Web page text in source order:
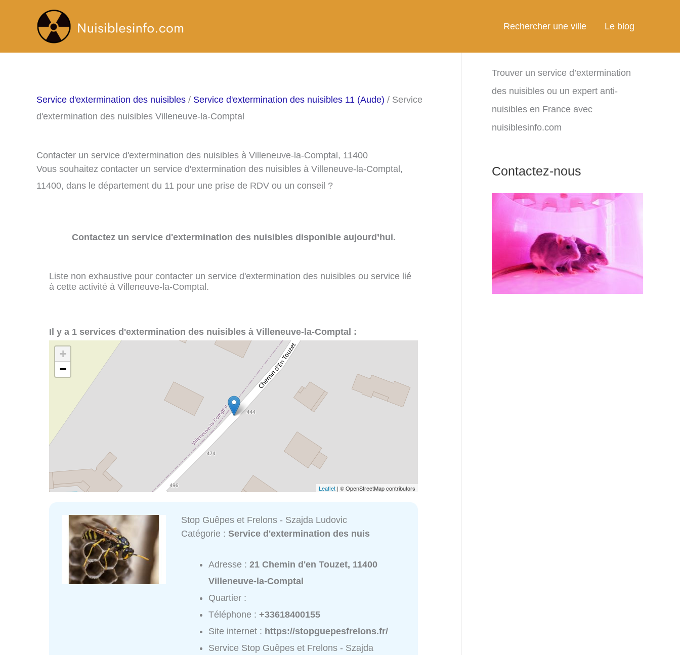
Rechercher une ville Le blog
Service d'extermination des nuisibles / Service d'extermination des nuisibles 11 (Aude) / Service
d'extermination des nuisibles Villeneuve-la-Comptal
Contacter un service d'extermination des nuisibles à Villeneuve-la-Comptal, 11400
Vous souhaitez contacter un service d'extermination des nuisibles à Villeneuve-la-Comptal,
11400, dans le département du 11 pour une prise de RDV ou un conseil ?
Contactez un service d'extermination des nuisibles disponible aujourd’hui.
Liste non exhaustive pour contacter un service d'extermination des nuisibles ou service lié
à cette activité à Villeneuve-la-Comptal.
Il y a 1 services d'extermination des nuisibles à Villeneuve-la-Comptal :
+
−
Leaflet | © OpenStreetMap contributors
Stop Guêpes et Frelons - Szajda Ludovic
Catégorie :Service d'extermination des nuis
Adresse :21 Chemin d'en Touzet, 11400
Villeneuve-la-Comptal
Quartier :
Téléphone :+33618400155
Site internet : https://stopguepesfrelons.fr/
Service Stop Guêpes et Frelons - Szajda
Trouver un service d’extermination
des nuisibles ou un expert anti-
nuisibles en France avec
nuisiblesinfo.com
Contactez-nous